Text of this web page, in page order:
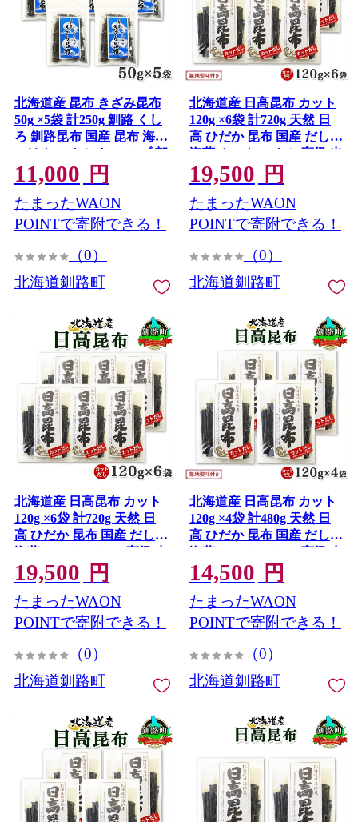
北海道産 昆布 きざみ昆布
50g ×5袋 計250g 釧路 くし
ろ 釧路昆布 国産 昆布 海藻
ごはん こんぶ お コンブ 朝
食 保存食 夕飯 ふりかけ チ
ャック付 北連物産 きたれ
ん 北海道 釧路町 釧路超 特
産品
11,000 円
たまったWAON
POINTで寄附できる！
（0）
北海道釧路町
北海道産 日高昆布 カット
120g ×6袋 計720g 天然 日
高 ひだか 昆布 国産 だし
海藻 カット こんぶ 高級 出
汁 コンブ ギフト だし昆布
無地熨斗 熨斗 のし 北連物
産 きたれん 北海道 釧路町
釧路超 特産品
19,500 円
たまったWAON
POINTで寄附できる！
（0）
北海道釧路町
北海道産 日高昆布 カット
120g ×6袋 計720g 天然 日
高 ひだか 昆布 国産 だし
海藻 カット こんぶ 高級 出
汁 コンブ ギフト だし昆布
お祝い 備蓄 保存 北連物産
きたれん 北海道 釧路町 釧
路超 特産品
19,500 円
たまったWAON
POINTで寄附できる！
（0）
北海道釧路町
北海道産 日高昆布 カット
120g ×4袋 計480g 天然 日
高 ひだか 昆布 国産 だし
海藻 カット こんぶ 高級 出
汁 コンブ ギフト だし昆布
無地熨斗 熨斗 のし 北連物
産 きたれん 北海道 釧路町
釧路超 特産品
14,500 円
たまったWAON
POINTで寄附できる！
（0）
北海道釧路町